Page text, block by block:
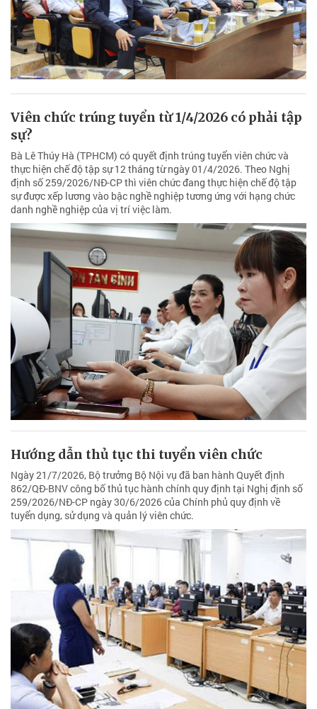
Viên chức trúng tuyển từ 1/4/2026 có phải tập
sự?
Bà Lê Thúy Hà (TPHCM) có quyết định trúng tuyển viên chức và
thực hiện chế độ tập sự 12 tháng từ ngày 01/4/2026. Theo Nghị
định số 259/2026/NĐ-CP thì viên chức đang thực hiện chế độ tập
sự được xếp lương vào bậc nghề nghiệp tương ứng với hạng chức
danh nghề nghiệp của vị trí việc làm.
Hướng dẫn thủ tục thi tuyển viên chức
Ngày 21/7/2026, Bộ trưởng Bộ Nội vụ đã ban hành Quyết định
862/QĐ-BNV công bố thủ tục hành chính quy định tại Nghị định số
259/2026/NĐ-CP ngày 30/6/2026 của Chính phủ quy định về
tuyển dụng, sử dụng và quản lý viên chức.